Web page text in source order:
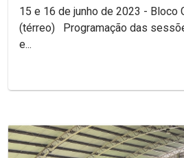
15 e 16 de junho de 2023 - Bloco
(térreo) Programação das sessões de comunicação
e...